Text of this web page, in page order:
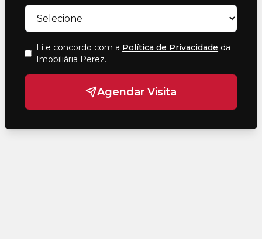
Li e concordo com a Política de Privacidade da
Imobiliária Perez.
Agendar Visita